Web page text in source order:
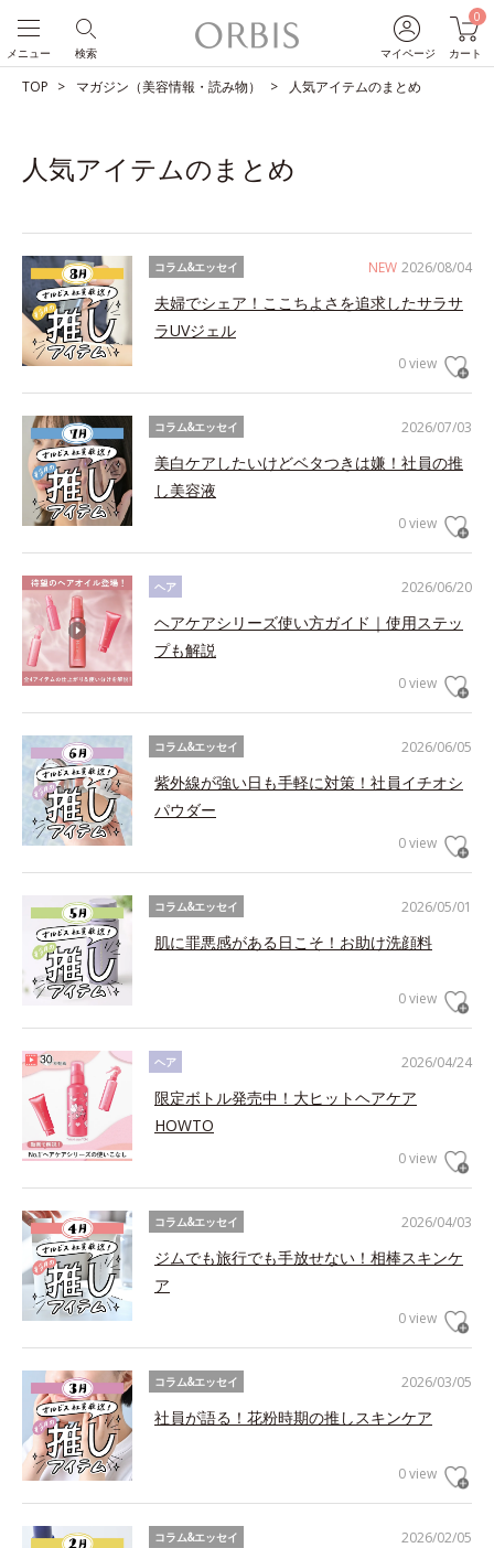
マイページ
0
カート
検索
メニュー
TOP マガジン（美容情報・読み物） 人気アイテムのまとめ
人気アイテムのまとめ
NEW 2026/08/04
コラム&エッセイ
夫婦でシェア！ここちよさを追求したサラサ
ラUVジェル
0 view
2026/07/03
コラム&エッセイ
美白ケアしたいけどベタつきは嫌！社員の推
し美容液
0 view
2026/06/20
ヘア
ヘアケアシリーズ使い方ガイド｜使用ステッ
プも解説
0 view
2026/06/05
コラム&エッセイ
紫外線が強い日も手軽に対策！社員イチオシ
パウダー
0 view
2026/05/01
コラム&エッセイ
肌に罪悪感がある日こそ！お助け洗顔料
0 view
2026/04/24
ヘア
限定ボトル発売中！大ヒットヘアケア
HOWTO
0 view
2026/04/03
コラム&エッセイ
ジムでも旅行でも手放せない！相棒スキンケ
ア
0 view
2026/03/05
コラム&エッセイ
社員が語る！花粉時期の推しスキンケア
0 view
2026/02/05
コラム&エッセイ